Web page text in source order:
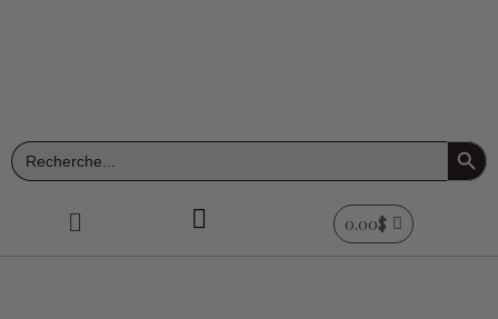
Search
for:
Search Button
Menu 0.00$